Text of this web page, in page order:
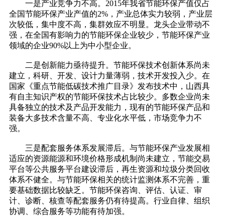
一是产业竞争力不高。2015年我省节能环保产值仅占
全国节能环保产业产值的2%，产业总体实力较弱，产业层
次较低，集中度不高，集群效应不明显。龙头企业带动不
强，在全国有影响力的节能环保企业较少，节能环保产业
领域的企业90%以上为中小型企业。
二是创新能力亟待提升。节能环保技术创新体系尚未
建立，科研、开发、设计力量薄弱，技术开发投入少。在
国家《重点节能低碳技术推广目录》发布技术中，山西具
有自主知识产权的节能环保技术占比较少。多数企业尚未
具备独立的技术及产品开发能力，现有的节能环保产品和
装备大多技术含量不高、专业化水平低，市场竞争力不
强。
三是配套服务体系发展滞后。与节能环保产业发展相
适应的资源能源和环境价格形成机制尚未建立，节能交易
平台等公共服务平台建设滞后，再生资源和垃圾分类回收
体系不健全。与节能环保相关的统计监测体系不完善，重
要基础数据比较缺乏。节能环保咨询、评估、认证、审
计、诊断、核查等配套服务仍有待提高。行业自律、组织
协调、综合服务等功能有待加强。